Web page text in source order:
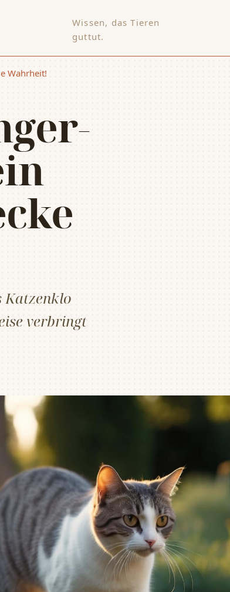
Wissen, das Tieren
guttut.
Wahrheit!
Katzenklo
verbringt